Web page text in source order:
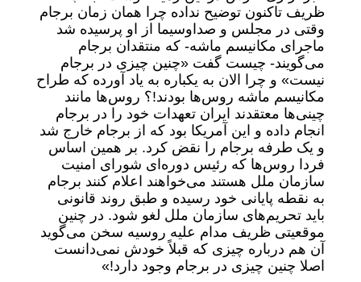
ظریف تاکنون توضیح نداده چرا همان زمان برجام
وقتی در مجلس و صداوسیما از او پرسیده شد
ماجرای مکانیسم ماشه- که منتقدان برجام
می‌گویند- چیست گفت «چنین چیزی در برجام
نیست» و چرا الان به یکباره به یاد آورده که طراح
مکانیسم ماشه روس‌ها بودند!؟ روس‌ها مانند
چینی‌ها معتقدند ایران تعهدات خود را در برجام
انجام داده و این آمریکا بود که از برجام خارج شد
و یک طرفه برجام را نقض کرد. بر همین اساس
فردا روس‌ها که رئیس دوره‌ای شورای امنیت
سازمان ملل هستند می‌خواهند اعلام کنند برجام
به نقطه پایانی خود رسیده و طبق روند قانونی
باید تحریم‌های سازمان ملل لغو شود. در چنین
موقعیتی ظریف مدام علیه روسیه سخن می‌گوید
آن هم درباره چیزی که قبلاً خودش نمی‌دانست
اصلا چنین چیزی در برجام وجود دارد!»